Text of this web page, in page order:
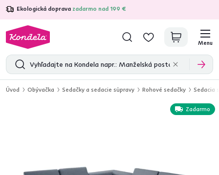
Ekologická doprava zadarmo nad 199 €
4,7 31 285overených produktových recenzií
Menu
Úvod Obývačka Sedačky a sedacie súpravy Rohové sedačky Sedacia
Zadarmo